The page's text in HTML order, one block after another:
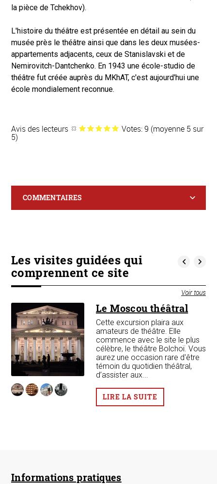
la pièce de Tchekhov).
L'histoire du théâtre est présentée en détail au sein du
musée près le théâtre ainsi que dans les deux musées-
appartements adjacents, ceux de Stanislavski et de
Nemirovitch-Dantchenko. En 1943 une école-studio de
théâtre fut créée auprès du MKhAT, c'est aujourd'hui une
école mondialement reconnue.
Avis des lecteurs Votes: 9 (moyenne 5 sur
5)
COMMENTAIRES
Les visites guidées qui
comprennent ce site
Voir tous
Le Moscou théâtral
Cette excursion plaira aux
amateurs de théâtre. Elle
commence avec le site le plus
célèbre, le théâtre Bolchoï. Vous
aurez une occasion rare d'être
témoin du quotidien théâtral,
d’assister aux...
LIRE LA SUITE
Informations pratiques